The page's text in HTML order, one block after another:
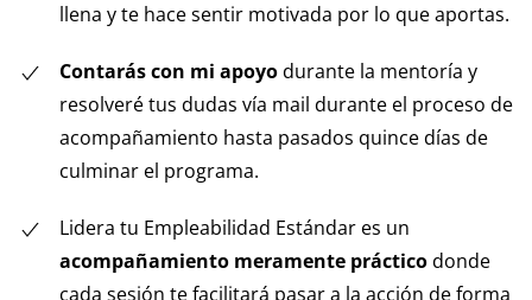
llena y te hace sentir motivada por lo que aportas.
Contarás con mi apoyodurante la mentoría y
resolveré tus dudas vía mail durante el proceso de
acompañamiento hasta pasados quince días de
culminar el programa.
Lidera tu Empleabilidad Estándar es un
acompañamiento meramente prácticodonde
cada sesión te facilitará pasar a la acción de forma